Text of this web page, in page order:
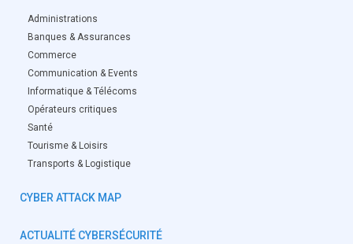
Administrations
Banques & Assurances
Commerce
Communication & Events
Informatique & Télécoms
Opérateurs critiques
Santé
Tourisme & Loisirs
Transports & Logistique
CYBER ATTACK MAP
ACTUALITÉ CYBERSÉCURITÉ